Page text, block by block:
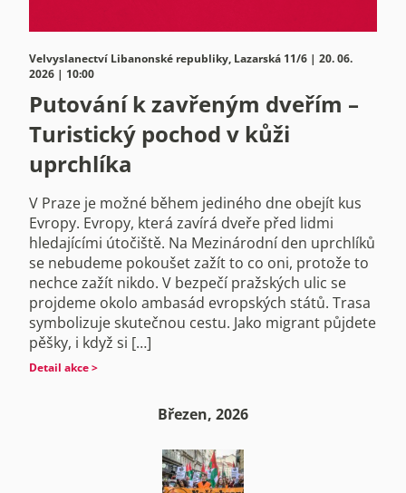
Velvyslanectví Libanonské republiky, Lazarská 11/6 | 20. 06.
2026 | 10:00
Putování k zavřeným dveřím –
Turistický pochod v kůži
uprchlíka
V Praze je možné během jediného dne obejít kus
Evropy. Evropy, která zavírá dveře před lidmi
hledajícími útočiště. Na Mezinárodní den uprchlíků
se nebudeme pokoušet zažít to co oni, protože to
nechce zažít nikdo. V bezpečí pražských ulic se
projdeme okolo ambasád evropských států. Trasa
symbolizuje skutečnou cestu. Jako migrant půjdete
pěšky, i když si […]
Detail akce >
Březen, 2026